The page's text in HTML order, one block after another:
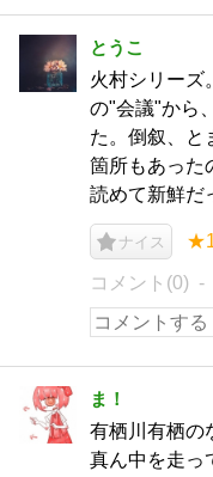
とうこ
火村シリーズ
の"会議"から
た。倒叙、と
箇所もあった
読めて新鮮だ
ナイス
コメント(0)
ま！
有栖川有栖の
真ん中を走っ